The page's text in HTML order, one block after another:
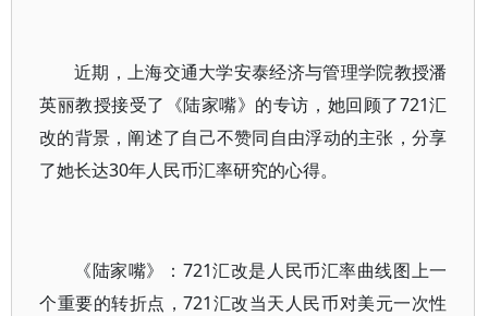
近期，上海交通大学安泰经济与管理学院教授潘
英丽教授接受了《陆家嘴》的专访，她回顾了721汇
改的背景，阐述了自己不赞同自由浮动的主张，分享
了她长达30年人民币汇率研究的心得。
《陆家嘴》：721汇改是人民币汇率曲线图上一
个重要的转折点，721汇改当天人民币对美元一次性